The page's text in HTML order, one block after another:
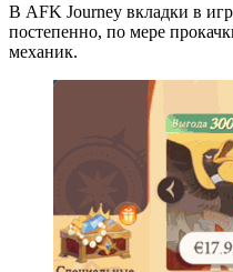
В AFK Journey вкладки в
постепенно, по мере
механик.